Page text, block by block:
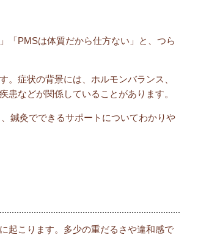
「PMSは体質だから仕方ない」と、つら
。症状の背景には、ホルモンバランス、
患などが関係していることがあります。
鍼灸でできるサポートについてわかりや
起こります。多少の重だるさや違和感で